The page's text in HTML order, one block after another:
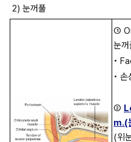
2) 눈꺼풀
①
눈
•
• 손
②
m.(
(위